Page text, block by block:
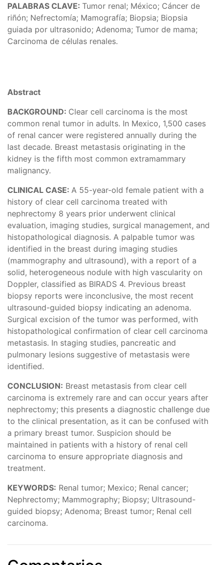
PALABRAS CLAVE: Tumor renal; México; Cáncer de
riñón; Nefrectomía; Mamografía; Biopsia; Biopsia
guiada por ultrasonido; Adenoma; Tumor de mama;
Carcinoma de células renales.
Abstract
BACKGROUND: Clear cell carcinoma is the most
common renal tumor in adults. In Mexico, 1,500 cases
of renal cancer were registered annually during the
last decade. Breast metastasis originating in the
kidney is the fifth most common extramammary
malignancy.
CLINICAL CASE: A 55-year-old female patient with a
history of clear cell carcinoma treated with
nephrectomy 8 years prior underwent clinical
evaluation, imaging studies, surgical management, and
histopathological diagnosis. A palpable tumor was
identified in the breast during imaging studies
(mammography and ultrasound), with a report of a
solid, heterogeneous nodule with high vascularity on
Doppler, classified as BIRADS 4. Previous breast
biopsy reports were inconclusive, the most recent
ultrasound-guided biopsy indicating an adenoma.
Surgical excision of the tumor was performed, with
histopathological confirmation of clear cell carcinoma
metastasis. In staging studies, pancreatic and
pulmonary lesions suggestive of metastasis were
identified.
CONCLUSION: Breast metastasis from clear cell
carcinoma is extremely rare and can occur years after
nephrectomy; this presents a diagnostic challenge due
to the clinical presentation, as it can be confused with
a primary breast tumor. Suspicion should be
maintained in patients with a history of renal cell
carcinoma to ensure appropriate diagnosis and
treatment.
KEYWORDS: Renal tumor; Mexico; Renal cancer;
Nephrectomy; Mammography; Biopsy; Ultrasound-
guided biopsy; Adenoma; Breast tumor; Renal cell
carcinoma.